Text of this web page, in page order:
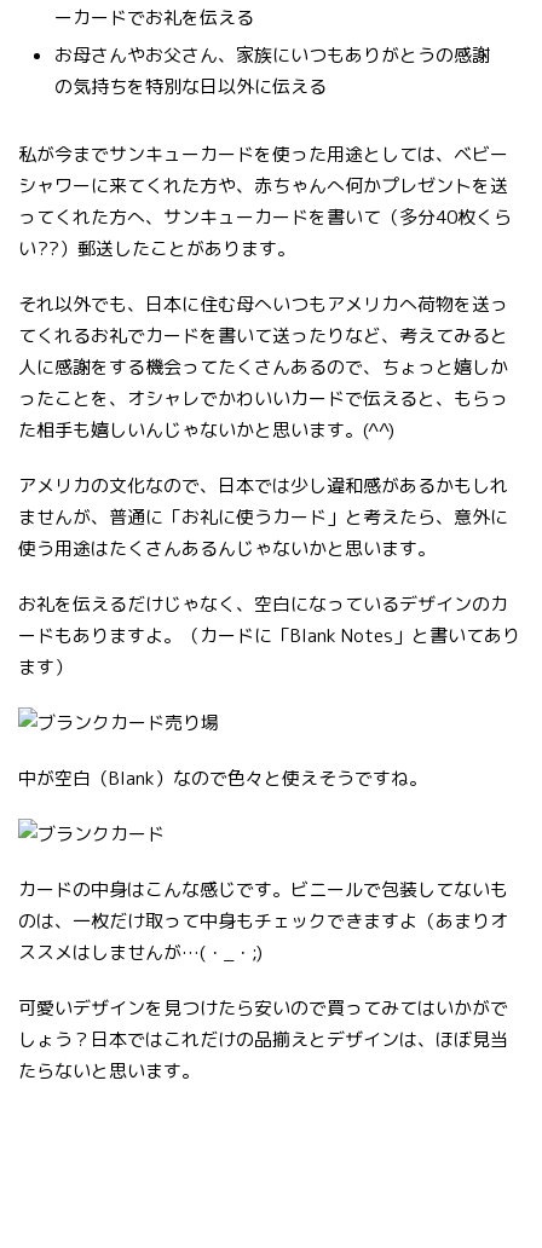
ーカードでお礼を伝える
お母さんやお父さん、家族にいつもありがとうの感謝
の気持ちを特別な日以外に伝える
私が今までサンキューカードを使った用途としては、ベビー
シャワーに来てくれた方や、赤ちゃんへ何かプレゼントを送
ってくれた方へ、サンキューカードを書いて（多分40枚くら
い??）郵送したことがあります。
それ以外でも、日本に住む母へいつもアメリカへ荷物を送っ
てくれるお礼でカードを書いて送ったりなど、考えてみると
人に感謝をする機会ってたくさんあるので、ちょっと嬉しか
ったことを、オシャレでかわいいカードで伝えると、もらっ
た相手も嬉しいんじゃないかと思います。(^^)
アメリカの文化なので、日本では少し違和感があるかもしれ
ませんが、普通に「お礼に使うカード」と考えたら、意外に
使う用途はたくさんあるんじゃないかと思います。
お礼を伝えるだけじゃなく、空白になっているデザインのカ
ードもありますよ。（カードに「Blank Notes」と書いてあり
ます）
中が空白（Blank）なので色々と使えそうですね。
カードの中身はこんな感じです。ビニールで包装してないも
のは、一枚だけ取って中身もチェックできますよ（あまりオ
ススメはしませんが…(・_・;)
可愛いデザインを見つけたら安いので買ってみてはいかがで
しょう？日本ではこれだけの品揃えとデザインは、ほぼ見当
たらないと思います。